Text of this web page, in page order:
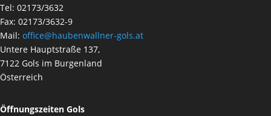
Tel: 02173/3632
Fax: 02173/3632-9
Mail: office@haubenwallner-gols.at
Untere Hauptstraße 137,
7122 Gols im Burgenland
Österreich
Öffnungszeiten Gols